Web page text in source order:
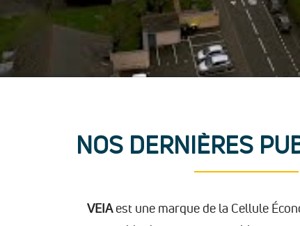
NOS DERNIÈRES
VEIAest une marque de la Cellule